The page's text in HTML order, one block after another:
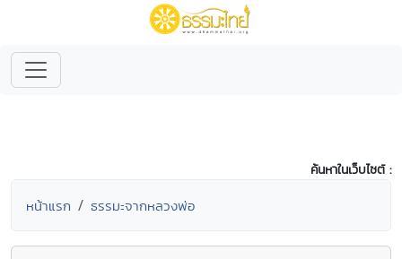
ค้นหาในเว็บไซต์ :
หน้าแรก ธรรมะจากหลวงพ่อ